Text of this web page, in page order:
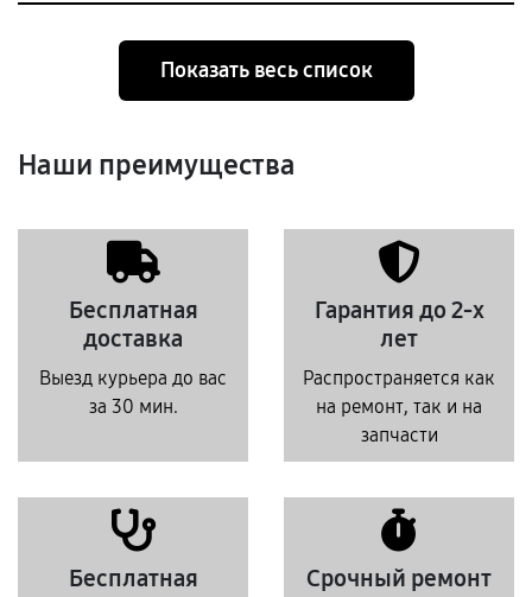
Показать весь список
Наши преимущества
Бесплатная
доставка
Выезд курьера до вас
за 30 мин.
Гарантия до 2-х
лет
Распространяется как
на ремонт, так и на
запчасти
Бесплатная
Срочный ремонт